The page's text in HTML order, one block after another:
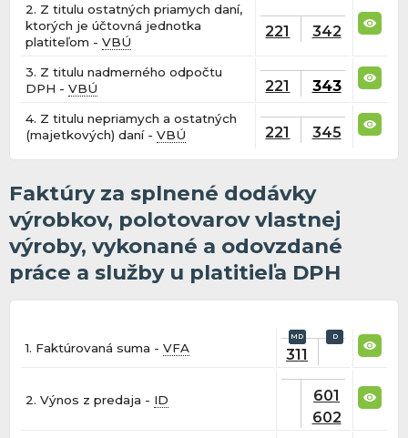
2. Z titulu ostatných priamych daní,
ktorých je účtovná jednotka
platiteľom -VBÚ
221 342
3. Z titulu nadmerného odpočtu
DPH -VBÚ 221 343
4. Z titulu nepriamych a ostatných
(majetkových) daní -VBÚ 221 345
Faktúry za splnené dodávky
výrobkov, polotovarov vlastnej
výroby, vykonané a odovzdané
práce a služby u platitieľa DPH
1. Faktúrovaná suma -VFA 311
2. Výnos z predaja - ID
601
602